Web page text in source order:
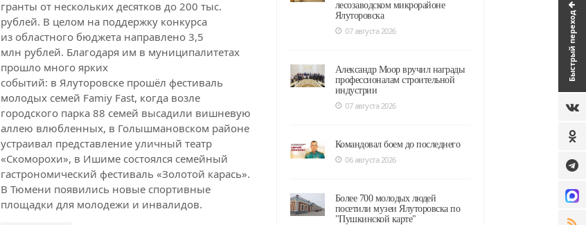
Быстрый переход
гранты от нескольких десятков до 200 тыс.
рублей. В целом на поддержку конкурса
из областного бюджета направлено 3,5
млн рублей. Благодаря им в муниципалитетах
прошло много ярких
событий: в Ялуторовске прошёл фестиваль
молодых семей Famiy Fast, когда возле
городского парка 88 семей высадили вишневую
аллею влюбленных, в Голышмановском районе
устраивал представление уличный театр
«Скоморохи», в Ишиме состоялся семейный
гастрономический фестиваль «Золотой карась».
В Тюмени появились новые спортивные
площадки для молодежи и инвалидов.
лесозаводском микрорайоне
Ялуторовска
07 августа 2026
Александр Моор вручил награды
профессионалам строительной
индустрии
07 августа 2026
Командовал боем до последнего
06 августа 2026
Более 700 молодых людей
посетили музеи Ялуторовска по
"Пушкинской карте"